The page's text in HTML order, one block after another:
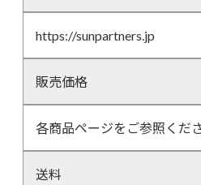
https://sunpartners.jp
販売価格
各商品ページをご参照くださ
送料